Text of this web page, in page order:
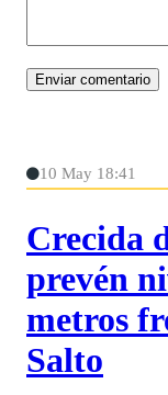
10 May 18:41
Crecida
prevén
metros
Salto